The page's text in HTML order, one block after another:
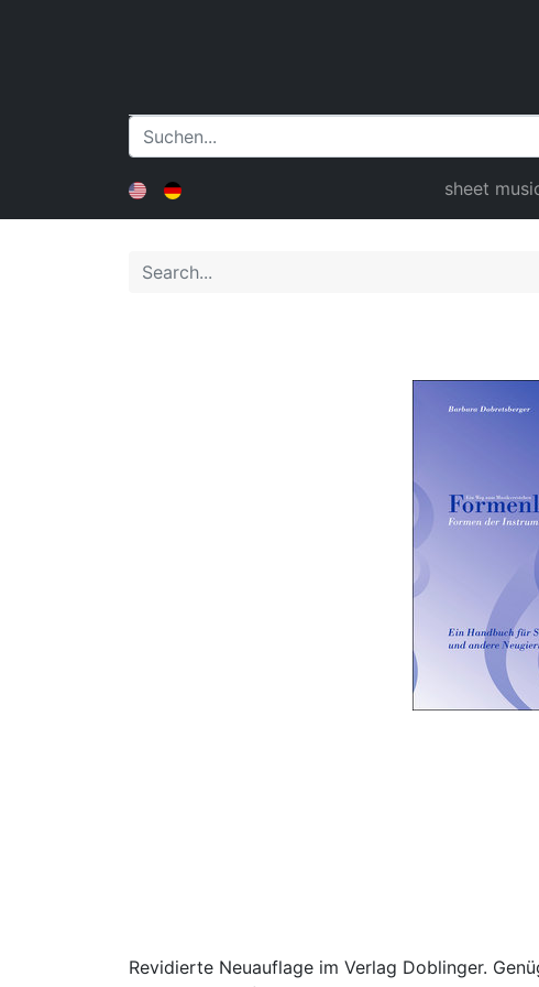
sheet
Revidierte Neuauflage im Verlag Doblinger.